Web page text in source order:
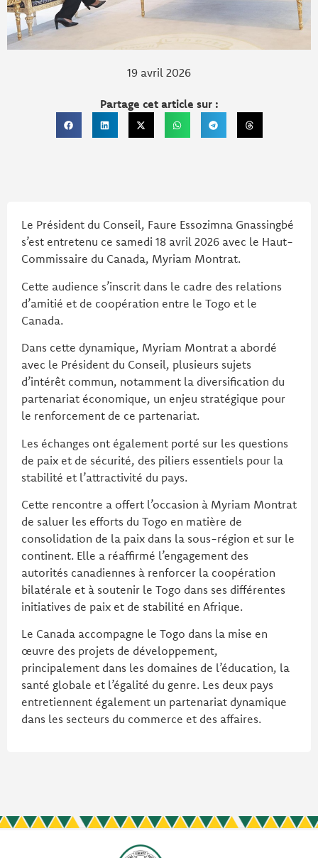
19 avril 2026
Partage cet article sur :
Le Président du Conseil, Faure Essozimna Gnassingbé
s’est entretenu ce samedi 18 avril 2026 avec le Haut-
Commissaire du Canada, Myriam Montrat.
Cette audience s’inscrit dans le cadre des relations
d’amitié et de coopération entre le Togo et le
Canada.
Dans cette dynamique, Myriam Montrat a abordé
avec le Président du Conseil, plusieurs sujets
d’intérêt commun, notamment la diversification du
partenariat économique, un enjeu stratégique pour
le renforcement de ce partenariat.
Les échanges ont également porté sur les questions
de paix et de sécurité, des piliers essentiels pour la
stabilité et l’attractivité du pays.
Cette rencontre a offert l’occasion à Myriam Montrat
de saluer les efforts du Togo en matière de
consolidation de la paix dans la sous-région et sur le
continent. Elle a réaffirmé l’engagement des
autorités canadiennes à renforcer la coopération
bilatérale et à soutenir le Togo dans ses différentes
initiatives de paix et de stabilité en Afrique.
Le Canada accompagne le Togo dans la mise en
œuvre des projets de développement,
principalement dans les domaines de l’éducation, la
santé globale et l’égalité du genre. Les deux pays
entretiennent également un partenariat dynamique
dans les secteurs du commerce et des affaires.